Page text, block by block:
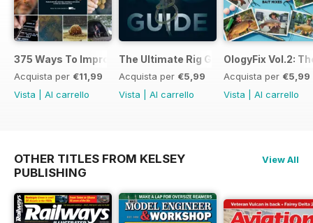
375 Ways To Improve Carp Fishing
Acquista per €11,99
Vista
Al carrello
The Ultimate Rig Guide
Acquista per €5,99
Vista
Al carrello
OlogyFix Vol.2:
Acquista per €5,99
Vista
Al carrello
OTHER TITLES FROM KELSEY
PUBLISHING
View All